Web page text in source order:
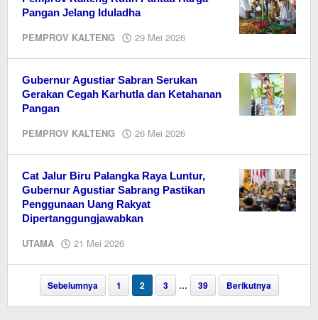
Pangan Jelang Iduladha
PEMPROV KALTENG 29 Mei 2026
Gubernur Agustiar Sabran Serukan
Gerakan Cegah Karhutla dan Ketahanan
Pangan
PEMPROV KALTENG 26 Mei 2026
Cat Jalur Biru Palangka Raya Luntur,
Gubernur Agustiar Sabrang Pastikan
Penggunaan Uang Rakyat
Dipertanggungjawabkan
UTAMA 21 Mei 2026
Sebelumnya 1 2 3 … 39 Berikutnya